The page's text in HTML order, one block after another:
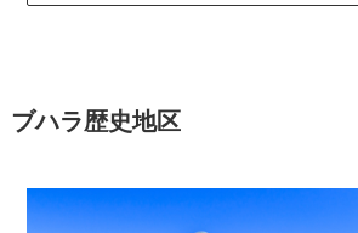
ブハラ歴史地区